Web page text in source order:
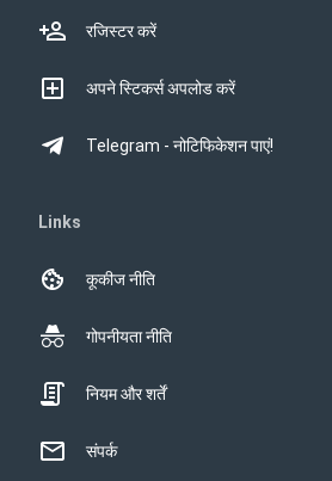
रजिस्टर करें
अपने स्टिकर्स अपलोड करें
Telegram - नोटिफिकेशन पाएं!
Links
कूकीज नीति
गोपनीयता नीति
नियम और शर्तें
संपर्क